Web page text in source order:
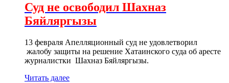
Суд не освободил Шахназ
Бяйляргызы
13 февраля Апелляционный суд не удовлетворил
жалобу защиты на решение Хатаинского суда об аресте
журналистки Шахназ Бяйляргызы.
Читать далее